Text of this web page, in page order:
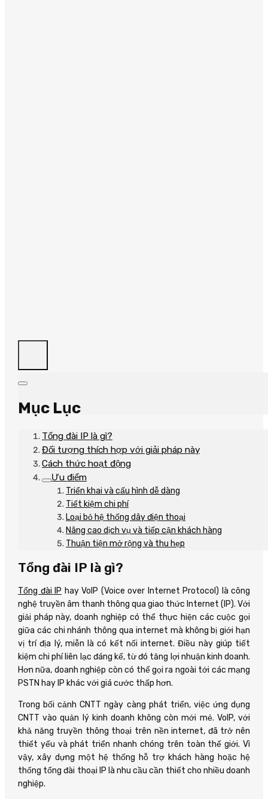
Mục Lục
Tổng đài IP là gì?
Đối tượng thích hợp với giải pháp này
Cách thức hoạt động
Ưu điểm
Triển khai và cấu hình dễ dàng
Tiết kiệm chi phí
Loại bỏ hệ thống dây điện thoại
Nâng cao dịch vụ và tiếp cận khách hàng
Thuận tiện mở rộng và thu hẹp
Tổng đài IP là gì?
Tổng đài IP hay VoIP (Voice over Internet Protocol) là công
nghệ truyền âm thanh thông qua giao thức Internet (IP). Với
giải pháp này, doanh nghiệp có thể thực hiện các cuộc gọi
giữa các chi nhánh thông qua internet mà không bị giới hạn
vị trí địa lý, miễn là có kết nối internet. Điều này giúp tiết
kiệm chi phí liên lạc đáng kể, từ đó tăng lợi nhuận kinh doanh.
Hơn nữa, doanh nghiệp còn có thể gọi ra ngoài tới các mạng
PSTN hay IP khác với giá cước thấp hơn.
Trong bối cảnh CNTT ngày càng phát triển, việc ứng dụng
CNTT vào quản lý kinh doanh không còn mới mẻ. VoIP, với
khả năng truyền thông thoại trên nền internet, đã trở nên
thiết yếu và phát triển nhanh chóng trên toàn thế giới. Vì
vậy, xây dựng một hệ thống hỗ trợ khách hàng hoặc hệ
thống tổng đài thoại IP là nhu cầu cần thiết cho nhiều doanh
nghiệp.